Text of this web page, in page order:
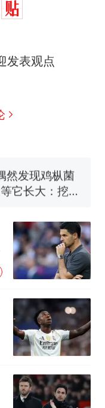
发表观点
，美国怕什
然发现鸡枞菌
它长大：挖了
呼震惊 （视频
）
名传话劝弃考
放菜刀的女孩，